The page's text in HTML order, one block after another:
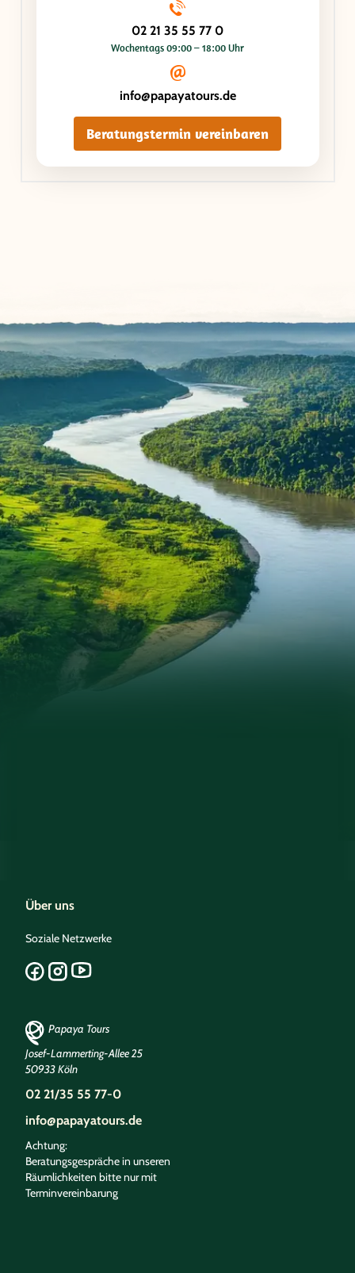
02 21 35 55 77 0
Wochentags 09:00 – 18:00 Uhr
info@papayatours.de
Beratungstermin vereinbaren
Über uns
Soziale Netzwerke
Papaya Tours
Josef-Lammerting-Allee 25
50933 Köln
02 21/35 55 77-0
info@papayatours.de
Achtung:
Beratungsgespräche in unseren
Räumlichkeiten bitte nur mit
Terminvereinbarung